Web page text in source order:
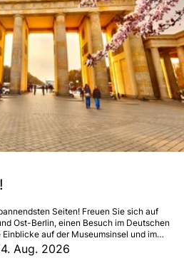
Seiten! Freuen Sie sich auf
Ost-Berlin, einen Besuch im Deutschen
auf der Museumsinsel und im
und der Panoramablick vom
ab – inklusive original Berliner
Aug. 2026